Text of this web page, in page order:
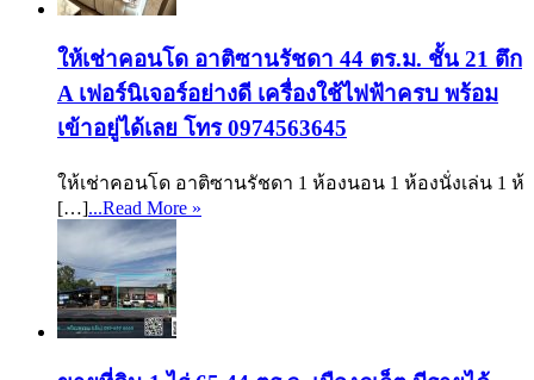
ให้เช่าคอนโด อาติซานรัชดา 44 ตร.ม. ชั้น 21 ตึก
A เฟอร์นิเจอร์อย่างดี เครื่องใช้ไฟฟ้าครบ พร้อม
เข้าอยู่ได้เลย โทร 0974563645
ให้เช่าคอนโด อาติซานรัชดา 1 ห้องนอน 1 ห้องนั่งเล่น 1 ห้
[…]...Read More »